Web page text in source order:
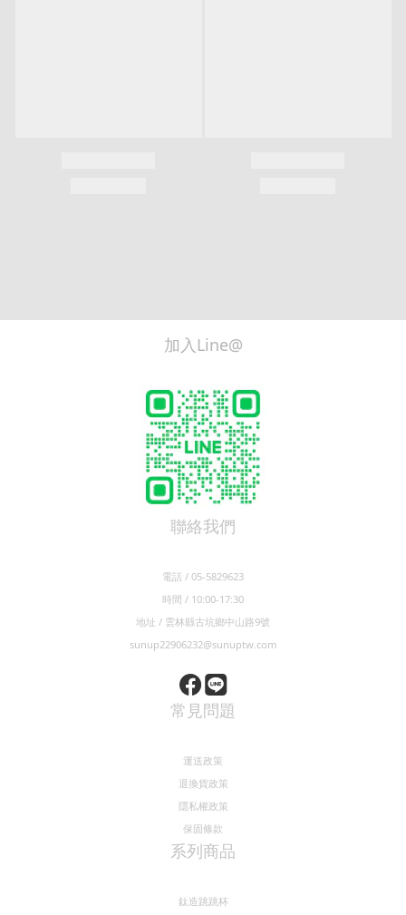
加入Line@
聯絡我們
電話 / 05-5829623
時間 / 10:00-17:30
地址 / 雲林縣古坑鄉中山路9號
sunup22906232@sunuptw.com
常見問題
運送政策
退換貨政策
隱私權政策
保固條款
系列商品
鈦造跳跳杯